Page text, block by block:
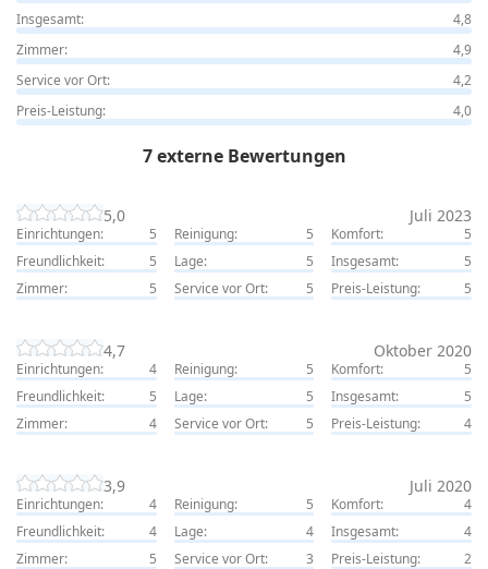
Insgesamt:
4,8
Zimmer:
4,9
Service vor Ort:
4,2
Preis-Leistung:
4,0
7 externe Bewertungen
5,0 Juli 2023
Einrichtungen: 5 Reinigung: 5 Komfort:
5
Freundlichkeit:
5 Lage: 5 Insgesamt:
5
Zimmer:
5 Service vor Ort: 5 Preis-Leistung: 5
4,7 Oktober 2020
Einrichtungen: 4 Reinigung: 5 Komfort:
5
Freundlichkeit:
5 Lage: 5 Insgesamt:
5
Zimmer:
4 Service vor Ort: 5 Preis-Leistung: 4
3,9 Juli 2020
Einrichtungen: 4 Reinigung: 5 Komfort:
4
Freundlichkeit:
4 Lage: 4 Insgesamt:
4
Zimmer:
5 Service vor Ort: 3 Preis-Leistung:
2